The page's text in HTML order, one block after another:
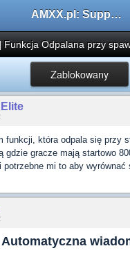
AMXX.pl: Support AMX Mod X i SourceMod
Funkcja Odpalana przy
Zablokowany
funkcji, która odpala się przy
gdzie gracze mają startowo
potrzebne mi to aby wyrównać
Automatyczna